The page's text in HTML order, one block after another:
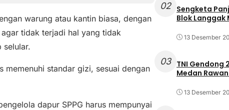
warung atau kantin biasa, dengan
tidak terjadi hal yang tidak
selular.
memenuhi standar gizi, sesuai dengan
dapur SPPG harus mempunyai
02
Sengketa
Blok Langgak
13 Desember
03
TNI Gendong
Medan
13 Desember